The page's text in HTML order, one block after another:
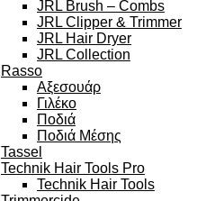
JRL Brush – Combs
JRL Clipper & Trimmer
JRL Hair Dryer
JRL Collection
Rasso
Αξεσουάρ
Γιλέκο
Ποδιά
Ποδιά Μέσης
Tassel
Technik Hair Tools Pro
Technik Hair Tools